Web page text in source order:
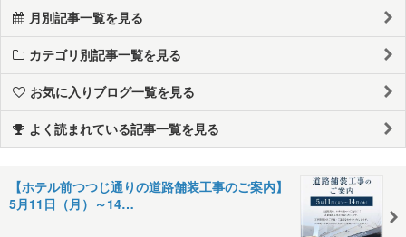
月別記事一覧を見る
カテゴリ別記事一覧を見る
お気に入りブログ一覧を見る
よく読まれている記事一覧を見る
【ホテル前つつじ通りの道路舗装工事のご案内】
5月11日（月）～14…